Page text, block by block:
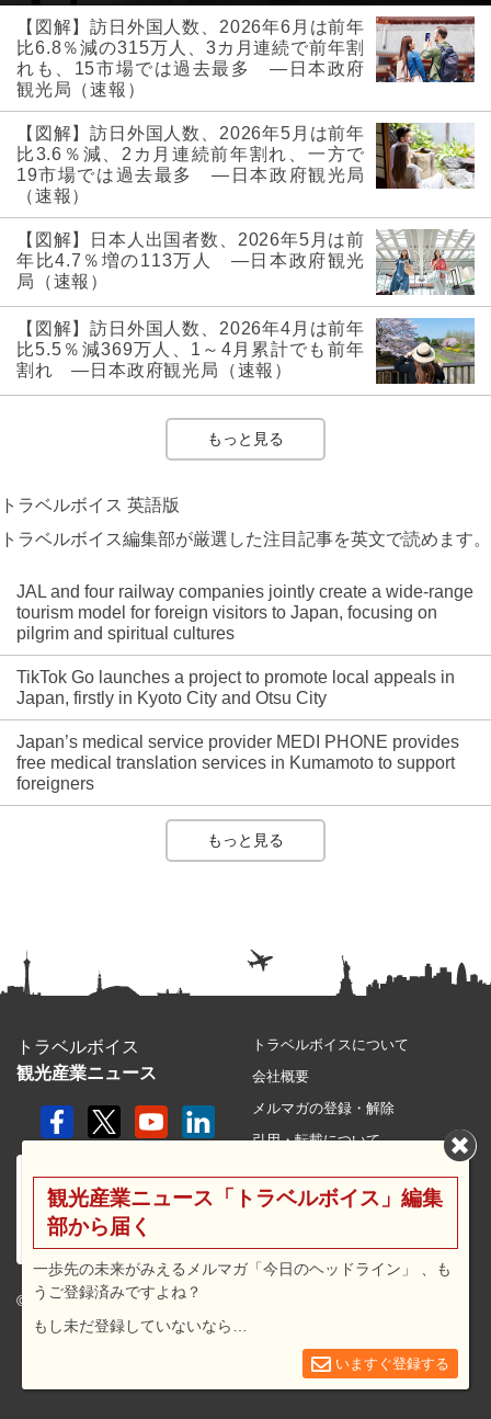
【図解】訪日外国人数、2026年6月は前年
比6.8％減の315万人、3カ月連続で前年割
れも、15市場では過去最多 ―日本政府
観光局（速報）
【図解】訪日外国人数、2026年5月は前年
比3.6％減、2カ月連続前年割れ、一方で
19市場では過去最多 ―日本政府観光局
（速報）
【図解】日本人出国者数、2026年5月は前
年比4.7％増の113万人 ―日本政府観光
局（速報）
【図解】訪日外国人数、2026年4月は前年
比5.5％減369万人、1～4月累計でも前年
割れ ―日本政府観光局（速報）
もっと見る
トラベルボイス 英語版
トラベルボイス編集部が厳選した注目記事を英文で読めます。
JAL and four railway companies jointly create a wide-range
tourism model for foreign visitors to Japan, focusing on
pilgrim and spiritual cultures
TikTok Go launches a project to promote local appeals in
Japan, firstly in Kyoto City and Otsu City
Japan’s medical service provider MEDI PHONE provides
free medical translation services in Kumamoto to support
foreigners
もっと見る
トラベルボイス
観光産業ニュース
© 2026 travel voice.
トラベルボイスについて
会社概要
メルマガの登録・解除
引用・転載について
利用規約
広告メニュー・料金
観光産業ニュース「トラベルボイス」編集
部から届く
一歩先の未来がみえるメルマガ「今日のヘッドライン」 、も
うご登録済みですよね？
もし未だ登録していないなら…
いますぐ登録する